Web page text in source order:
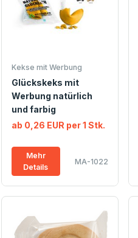
Kekse mit Werbung
Glückskeks mit
Werbung natürlich
und farbig
ab 0,26 EUR per 1 Stk.
Mehr
Details
MA-1022